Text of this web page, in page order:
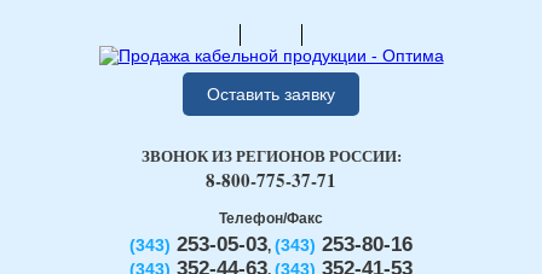
Оставить заявку
Телефон/Факс
(343) 253-05-03, (343) 253-80-16
(343) 352-44-63, (343) 352-41-53
ЗВОНОК ИЗ РЕГИОНОВ РОССИИ:
8-800-775-37-71